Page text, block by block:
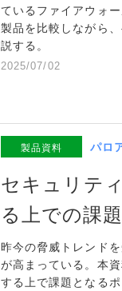
ているファイアウォ
製品を比較しながら
説する。
2025/07/02
製品資料 パロ
セキュリテ
る上での課
昨今の脅威トレンド
が高まっている。本
する上で課題となる